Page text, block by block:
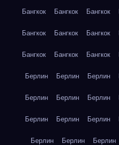
Бангкок Бангкок Бангкок
Бангкок Бангкок Бангкок
Бангкок Бангкок Бангкок
Берлин Берлин Берлин
Берлин Берлин Берлин
Берлин Берлин Берлин
Берлин Берлин Берлин